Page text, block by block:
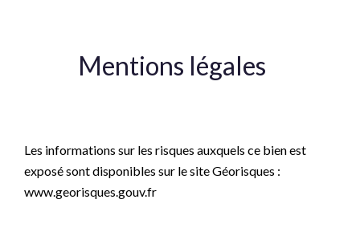
Mentions légales
Les informations sur les risques auxquels ce bien est
exposé sont disponibles sur le site Géorisques :
www.georisques.gouv.fr